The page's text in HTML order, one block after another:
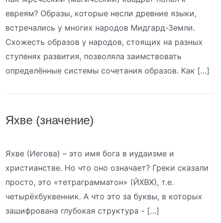
евреям? Образы, которые несли древние языки,
встречались у многих народов Мидгард-Земли.
Схожесть образов у народов, стоящих на разных
ступенях развития, позволяла заимствовать
определённые системы сочетания образов. Как […]
Яхве (значение)
Яхве (Иегова) – это имя бога в иудаизме и
христианстве. Но что оно означает? Греки сказали
просто, это «тетраграмматон» (ЙХВХ), т.е.
четырёхбуквенник. А что это за буквы, в которых
зашифрована глубокая структура - […]